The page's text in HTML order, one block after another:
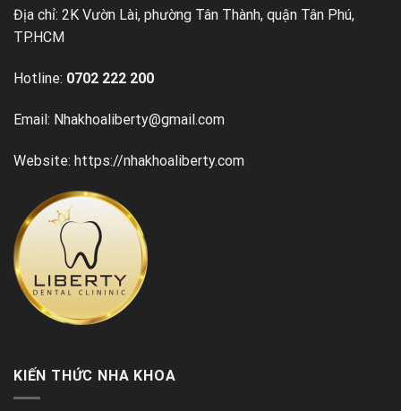
Địa chỉ: 2K Vườn Lài, phường Tân Thành, quận Tân Phú,
TP.HCM
Hotline: 0702 222 200
Email: Nhakhoaliberty@gmail.com
Website: https://nhakhoaliberty.com
KIẾN THỨC NHA KHOA